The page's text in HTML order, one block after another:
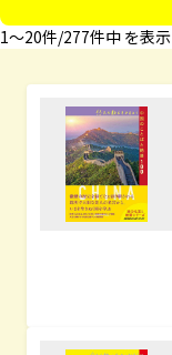
1〜20件/277件中 を表示